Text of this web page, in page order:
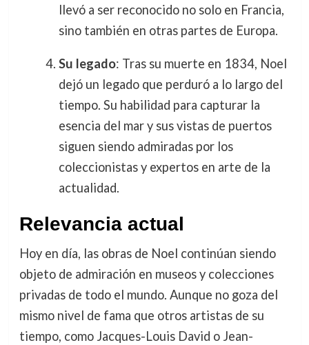
llevó a ser reconocido no solo en Francia,
sino también en otras partes de Europa.
Su legado: Tras su muerte en 1834, Noel
dejó un legado que perduró a lo largo del
tiempo. Su habilidad para capturar la
esencia del mar y sus vistas de puertos
siguen siendo admiradas por los
coleccionistas y expertos en arte de la
actualidad.
Relevancia actual
Hoy en día, las obras de Noel continúan siendo
objeto de admiración en museos y colecciones
privadas de todo el mundo. Aunque no goza del
mismo nivel de fama que otros artistas de su
tiempo, como Jacques-Louis David o Jean-